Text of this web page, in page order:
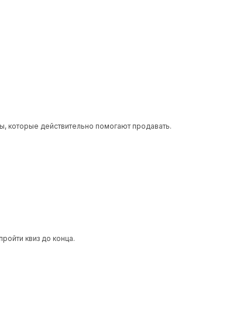
которые действительно помогают продавать.
квиз до конца.